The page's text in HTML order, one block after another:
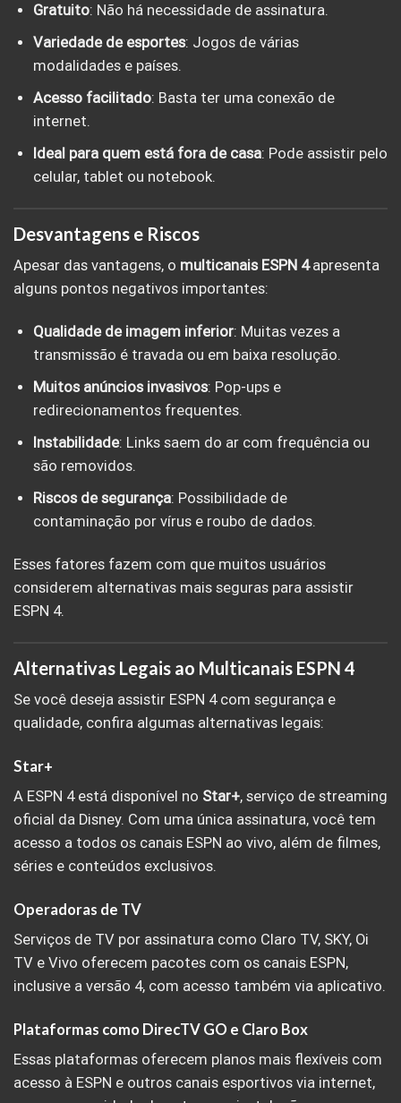
Gratuito: Não há necessidade de assinatura.
Variedade de esportes: Jogos de várias
modalidades e países.
Acesso facilitado: Basta ter uma conexão de
internet.
Ideal para quem está fora de casa: Pode assistir pelo
celular, tablet ou notebook.
Desvantagens e Riscos
Apesar das vantagens, o multicanais ESPN 4apresenta
alguns pontos negativos importantes:
Qualidade de imagem inferior: Muitas vezes a
transmissão é travada ou em baixa resolução.
Muitos anúncios invasivos: Pop-ups e
redirecionamentos frequentes.
Instabilidade: Links saem do ar com frequência ou
são removidos.
Riscos de segurança: Possibilidade de
contaminação por vírus e roubo de dados.
Esses fatores fazem com que muitos usuários
considerem alternativas mais seguras para assistir
ESPN 4.
Alternativas Legais ao Multicanais ESPN 4
Se você deseja assistir ESPN 4 com segurança e
qualidade, confira algumas alternativas legais:
Star+
A ESPN 4 está disponível no Star+, serviço de streaming
oficial da Disney. Com uma única assinatura, você tem
acesso a todos os canais ESPN ao vivo, além de filmes,
séries e conteúdos exclusivos.
Operadoras de TV
Serviços de TV por assinatura como Claro TV, SKY, Oi
TV e Vivo oferecem pacotes com os canais ESPN,
inclusive a versão 4, com acesso também via aplicativo.
Plataformas como DirecTV GO e Claro Box
Essas plataformas oferecem planos mais flexíveis com
acesso à ESPN e outros canais esportivos via internet,